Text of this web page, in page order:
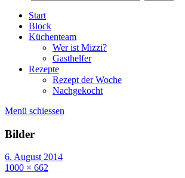
Start
Block
Küchenteam
Wer ist Mizzi?
Gasthelfer
Rezepte
Rezept der Woche
Nachgekocht
Menü schiessen
Bilder
6. August 2014
1000 × 662